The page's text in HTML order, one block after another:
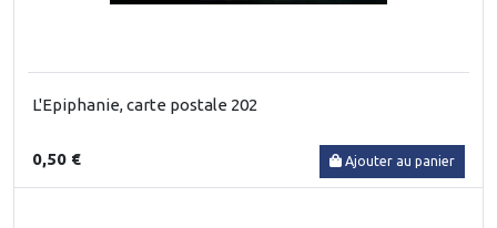
L'Epiphanie, carte postale 202
0,50 € Ajouter au panier